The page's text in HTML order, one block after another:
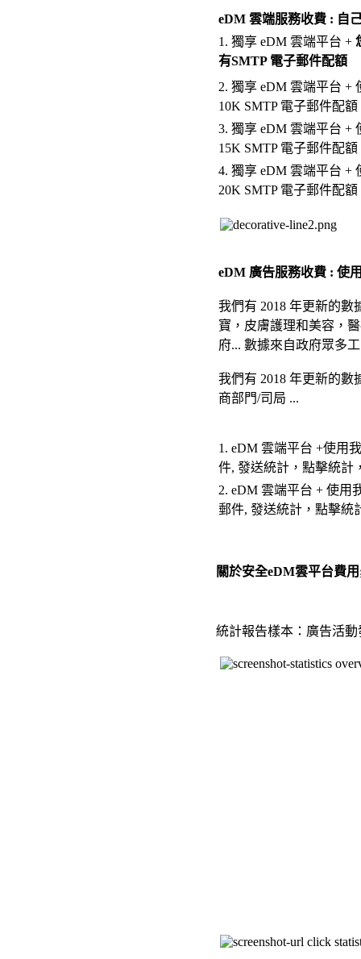
eDM 雲端服務收費 : 自
1. 獨享 eDM 雲端平台 +
有SMTP 電子郵件配額
2. 獨享 eDM 雲端平台 +
10K SMTP 電子郵件配額
3. 獨享 eDM 雲端平台 +
15K SMTP 電子郵件配額
4. 獨享 eDM 雲端平台 +
20K SMTP 電子郵件配額
eDM 廣告服務收費 : 使
我們有 2018 年更新的
寶，皮膚護理和美容，
府... 數據來自政府眾多
我們有 2018 年更新的數
商部門/司局 ...
1. eDM 雲端平台 +使用
件, 發送統計，點擊統計
2. eDM 雲端平台 + 使用
郵件, 發送統計，點擊統
關於安全eDM雲平台費
統計報告樣本：廣告活